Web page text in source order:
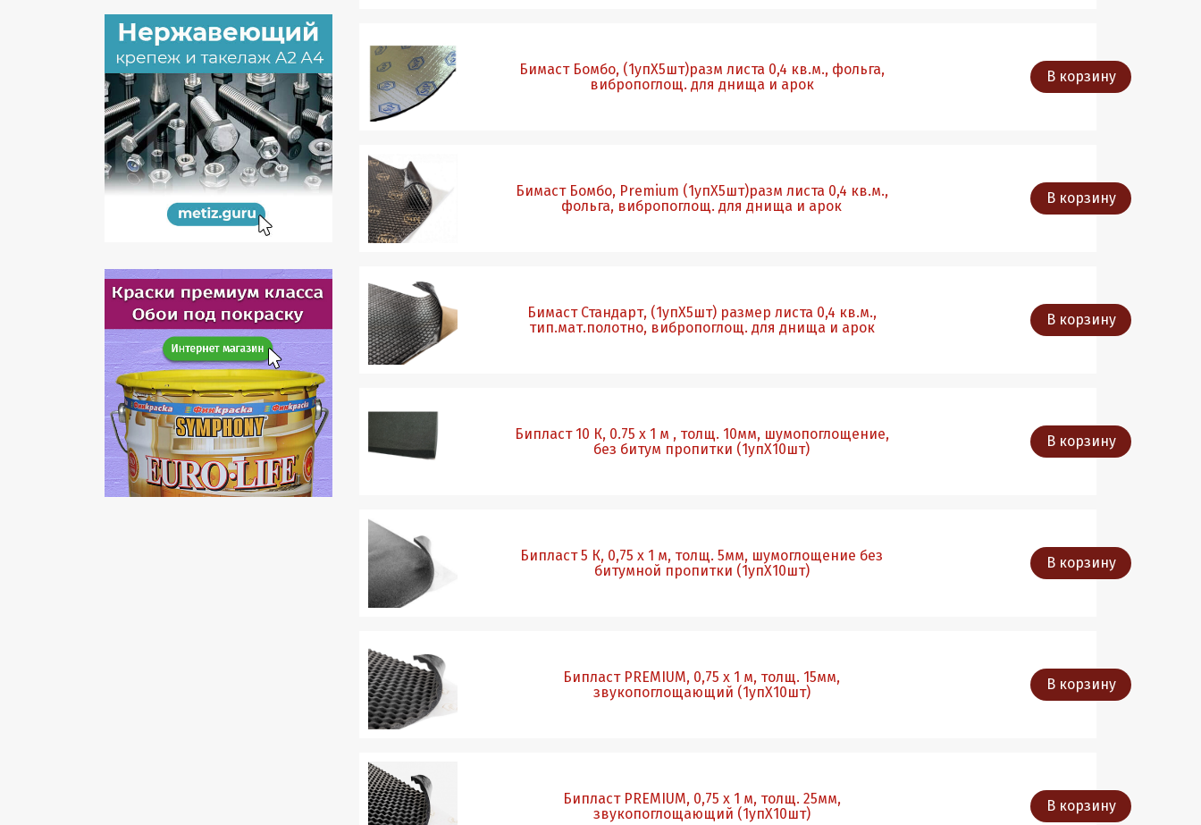
Бимаст Бомбо, (1упХ5шт)разм листа 0,4 кв.м., фольга,
вибропоглощ. для днища и арок
В корзину
Бимаст Бомбо, Premium (1упХ5шт)разм листа 0,4 кв.м.,
фольга, вибропоглощ. для днища и арок
В корзину
Бимаст Стандарт, (1упХ5шт) размер листа 0,4 кв.м.,
тип.мат.полотно, вибропоглощ. для днища и арок
В корзину
Бипласт 10 К, 0.75 х 1 м , толщ. 10мм, шумопоглощение,
без битум пропитки (1упХ10шт)
В корзину
Бипласт 5 К, 0,75 х 1 м, толщ. 5мм, шумоглощение без
битумной пропитки (1упХ10шт)
В корзину
Бипласт PREMIUM, 0,75 х 1 м, толщ. 15мм,
звукопоглощающий (1упХ10шт)
В корзину
Бипласт PREMIUM, 0,75 х 1 м, толщ. 25мм,
звукопоглощающий (1упХ10шт)
В корзину